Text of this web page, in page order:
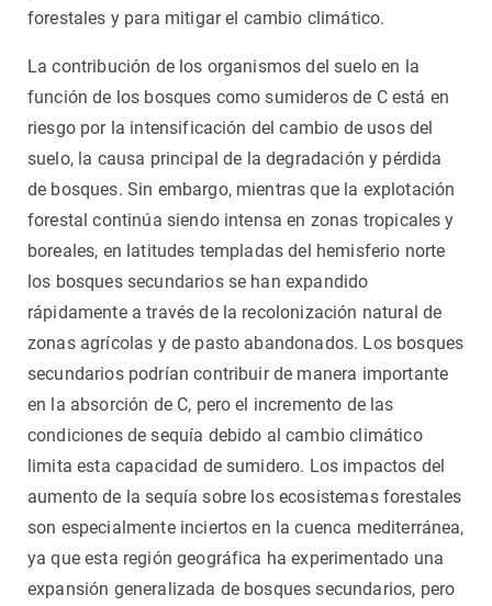
forestales y para mitigar el cambio climático.
La contribución de los organismos del suelo en la
función de los bosques como sumideros de C está en
riesgo por la intensificación del cambio de usos del
suelo, la causa principal de la degradación y pérdida
de bosques. Sin embargo, mientras que la explotación
forestal continúa siendo intensa en zonas tropicales y
boreales, en latitudes templadas del hemisferio norte
los bosques secundarios se han expandido
rápidamente a través de la recolonización natural de
zonas agrícolas y de pasto abandonados. Los bosques
secundarios podrían contribuir de manera importante
en la absorción de C, pero el incremento de las
condiciones de sequía debido al cambio climático
limita esta capacidad de sumidero. Los impactos del
aumento de la sequía sobre los ecosistemas forestales
son especialmente inciertos en la cuenca mediterránea,
ya que esta región geográfica ha experimentado una
expansión generalizada de bosques secundarios, pero